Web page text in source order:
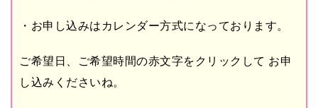
・お申し込みはカレンダー方式になっております。
ご希望日、ご希望時間の赤文字をクリックして お申
し込みくださいね。